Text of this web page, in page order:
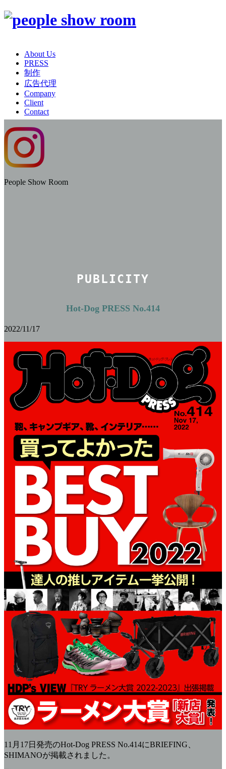
About Us
PRESS
制作
広告代理
Company
Client
Contact
PUBLICITY
Hot-Dog PRESS No.414
2022/11/17
11月17日発売のHot-Dog PRESS No.414にBRIEFING、
SHIMANOが掲載されました。
People Show Room